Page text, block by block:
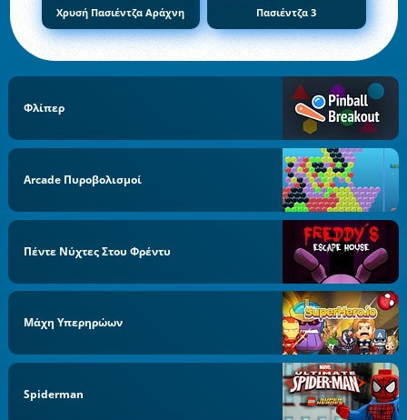
Χρυσή Πασιέντζα Αράχνη Πασιέντζα 3
Φλίπερ
Arcade Πυροβολισμοί
Πέντε Νύχτες Στου Φρέντυ
Μάχη Υπερηρώων
Spiderman